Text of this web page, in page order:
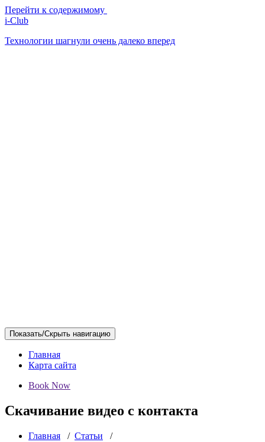
Перейти к содержимому
i-Club
Технологии шагнули очень далеко вперед
Показать/Скрыть навигацию
Главная
Карта сайта
Book Now
Скачивание видео с контакта
Главная / Статьи /